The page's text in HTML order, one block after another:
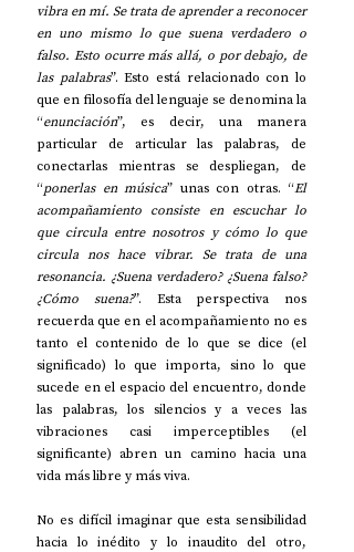
vibra en mí. Se trata de aprender a reconocer
en uno mismo lo que suena verdadero o
falso. Esto ocurre más allá, o por debajo, de
las palabras”. Esto está relacionado con lo
que en filosofía del lenguaje se denomina la
“enunciación”, es decir, una manera
particular de articular las palabras, de
conectarlas mientras se despliegan, de
“ponerlas en música” unas con otras. “El
acompañamiento consiste en escuchar lo
que circula entre nosotros y cómo lo que
circula nos hace vibrar. Se trata de una
resonancia. ¿Suena verdadero? ¿Suena falso?
¿Cómo suena?”. Esta perspectiva nos
recuerda que en el acompañamiento no es
tanto el contenido de lo que se dice (el
significado) lo que importa, sino lo que
sucede en el espacio del encuentro, donde
las palabras, los silencios y a veces las
vibraciones casi imperceptibles (el
significante) abren un camino hacia una
vida más libre y más viva.
No es difícil imaginar que esta sensibilidad
hacia lo inédito y lo inaudito del otro,